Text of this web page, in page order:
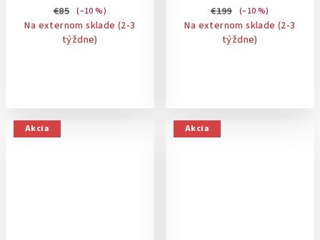
€85 (–10 %)
Na externom sklade (2-3
týždne)
€199 (–10 %)
Na externom sklade (2-3
týždne)
Akcia Akcia